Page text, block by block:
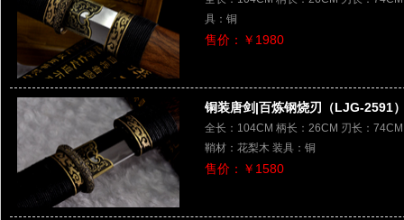
具：铜
售价：￥1980
铜装唐剑|百炼钢烧刃（LJG-2591
全长：104CM 柄长：26CM 刃长：
鞘材：花梨木 装具：铜
售价：￥1580